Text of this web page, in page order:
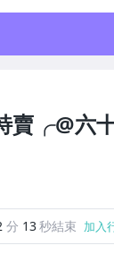
賣╭@六
分 11秒結束 加入